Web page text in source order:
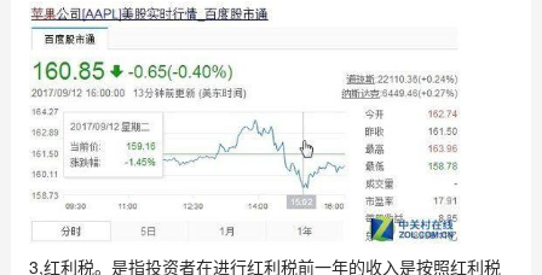
3,红利税。是指投资者在进行红利税前一年的收入是按照红利税